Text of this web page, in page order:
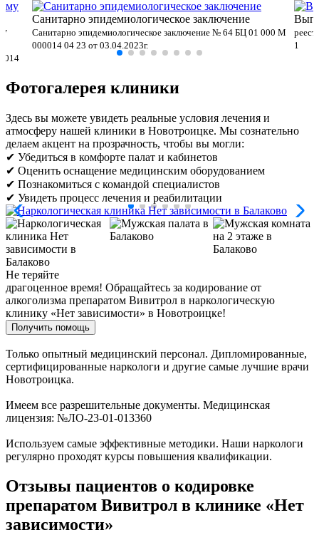
Санитарно эпидемиологическое заключение
Санитарно эпидемиологическое заключение № 64 БЦ 01 000 М
000014 04 23 от 03.04.2023г.
1
Фотогалерея клиники
Здесь вы можете увидеть реальные условия лечения и
атмосферу нашей клиники в Новотроицке. Мы сознательно
делаем акцент на прозрачность, чтобы вы могли:
✔ Убедиться в комфорте палат и кабинетов
✔ Оценить оснащение медицинским оборудованием
✔ Познакомиться с командой специалистов
✔ Увидеть процесс лечения и реабилитации
Не теряйте
драгоценное время! Обращайтесь за кодирование от
алкоголизма препаратом Вивитрол в наркологическую
клинику «Нет зависимости» в Новотроицке!
Получить помощь
Только опытный медицинский персонал. Дипломированные,
сертифицированные наркологи и другие самые лучшие врачи
Новотроицка.
Имеем все разрешительные документы. Медицинская
лицензия: №ЛО-23-01-013360
Используем самые эффективные методики. Наши наркологи
регулярно проходят курсы повышения квалификации.
Отзывы пациентов о кодировке
препаратом Вивитрол в клинике «Нет
зависимости»